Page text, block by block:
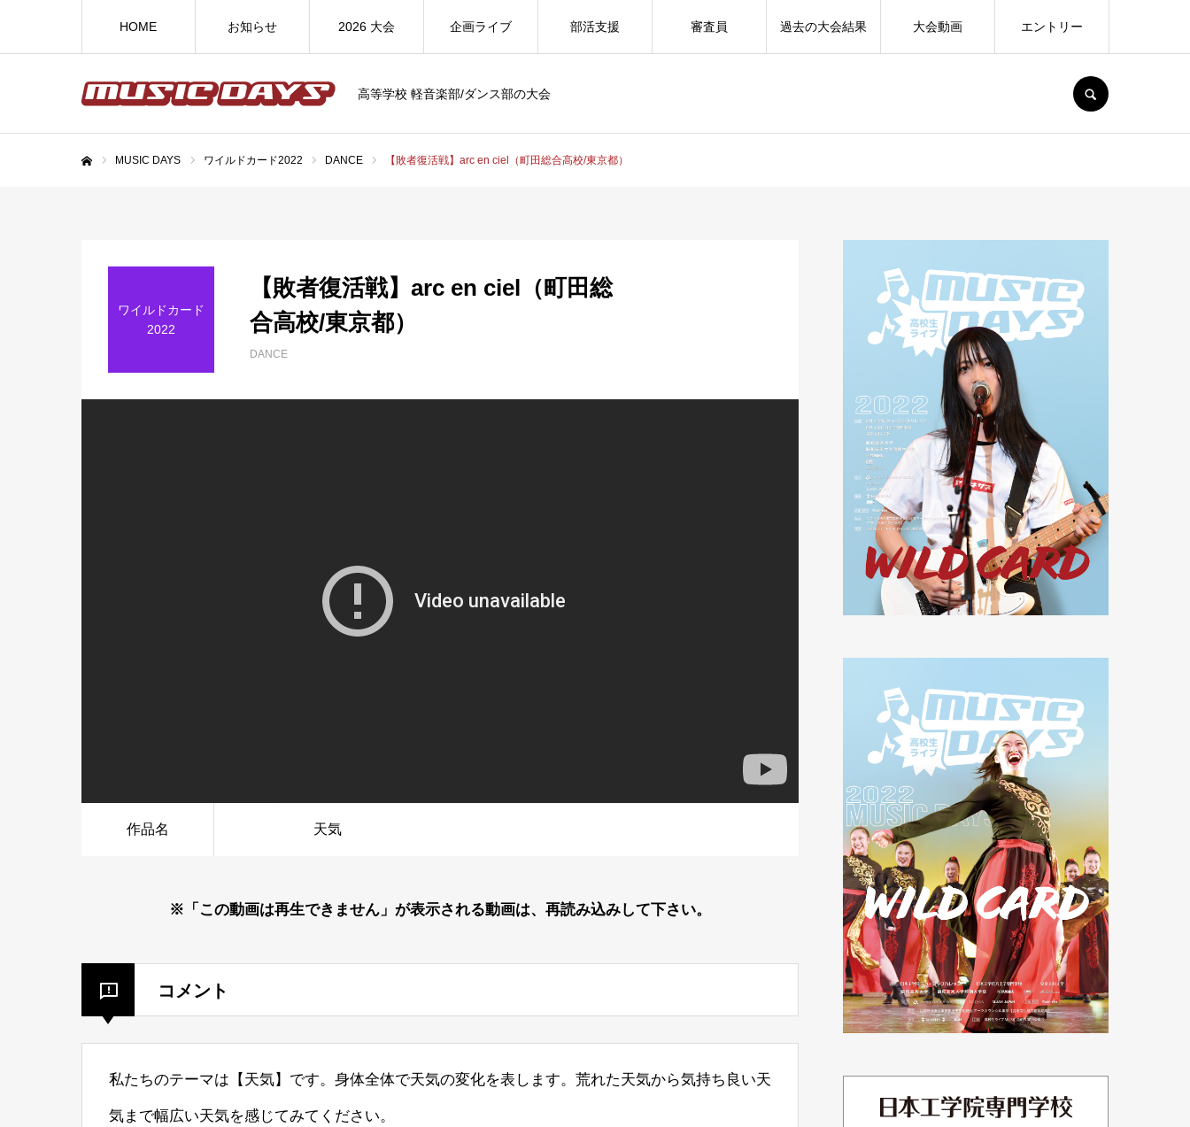
高等学校 軽音楽部/ダンス部の大会
HOME お知らせ 2026 大会 企画ライブ 部活支援 審査員 過去の大会結果 大会動画 エントリー
MUSIC DAYS ワイルドカード2022 DANCE 【敗者復活戦】arc en ciel（町田総合高校/東京都）
ワイルドカード
2022
【敗者復活戦】arc en ciel（町田総
合高校/東京都）
DANCE
作品名 天気
※「この動画は再生できません」が表示される動画は、再読み込みして下さい。
コメント
私たちのテーマは【天気】です。身体全体で天気の変化を表します。荒れた天気から気持ち良い天
気まで幅広い天気を感じてみてください。